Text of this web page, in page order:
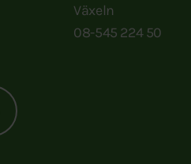
Växeln
08-545 224 50